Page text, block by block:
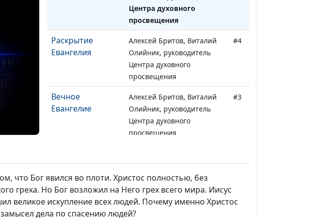
Центра духовного
просвещения
Раскрытие
Евангелия
Алексей Бритов, Виталий
Олийник, руководитель
Центра духовного
просвещения
#4
Вечное
Евангелие
Алексей Бритов, Виталий
Олийник, руководитель
Центра духовного
просвещения
#3
Евангелии
Олийник, руководитель
Центра духовного
просвещения
Определение
Алексей Бритов, Виталий
что Бог явился во плоти. Христос полностью, без
греха. Но Бог возложил на Него грех всего мира. Иисус
великое искупление всех людей. Почему именно Христос
дела по спасению людей?